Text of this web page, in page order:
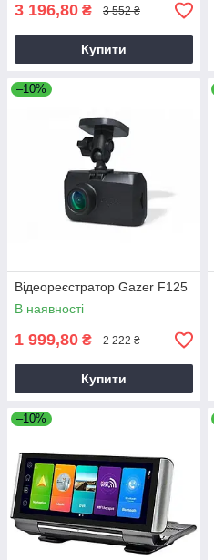
3 196,80 ₴ 3 552 ₴
Купити
–10%
Відеореєстратор Gazer F125
В наявності
1 999,80 ₴ 2 222 ₴
Купити
–10%